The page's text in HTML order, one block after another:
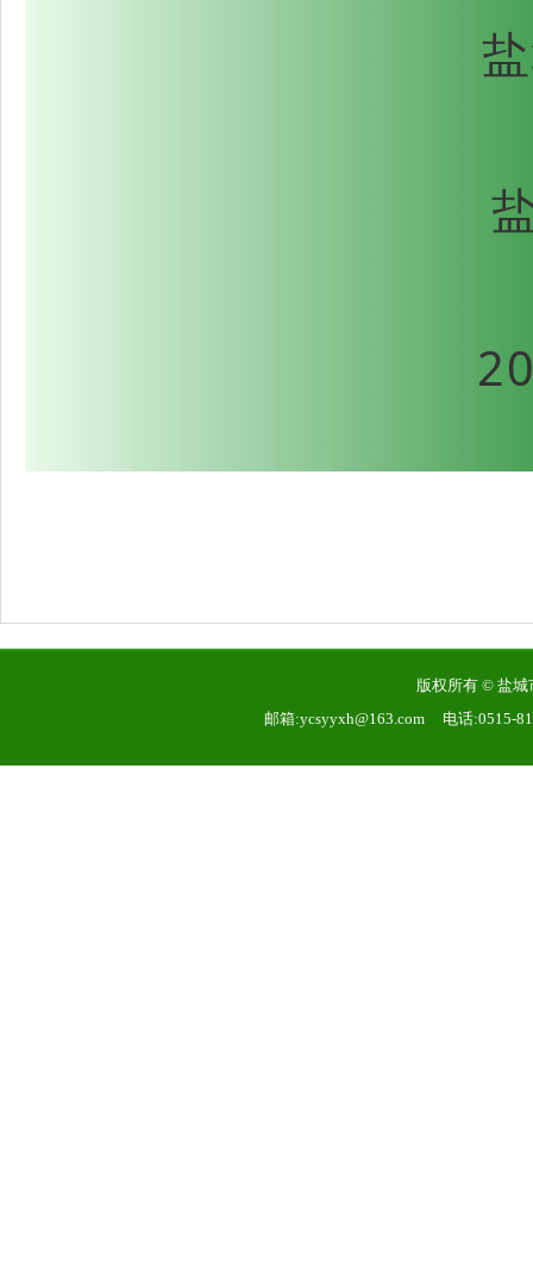
盐城市
2025年7
版权所有 © 盐
邮箱:ycsyyxh@163.com 电话:0515-